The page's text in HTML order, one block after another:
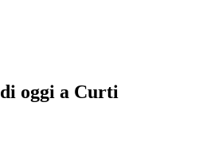
di oggi a Curti